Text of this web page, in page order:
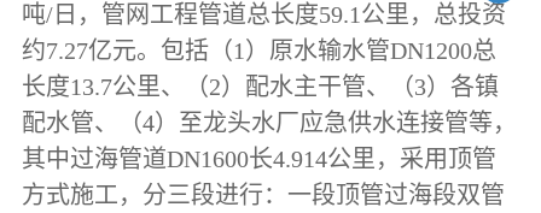
吨/日，管网工程管道总长度59.1公里，总投资
约7.27亿元。包括（1）原水输水管DN1200总
长度13.7公里、（2）配水主干管、（3）各镇
配水管、（4）至龙头水厂应急供水连接管等，
其中过海管道DN1600长4.914公里，采用顶管
方式施工，分三段进行：一段顶管过海段双管